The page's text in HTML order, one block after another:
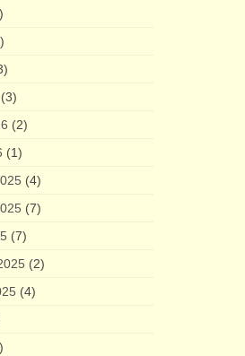
(3)
(2)
(1)
(4)
(7)
(7)
(2)
(4)